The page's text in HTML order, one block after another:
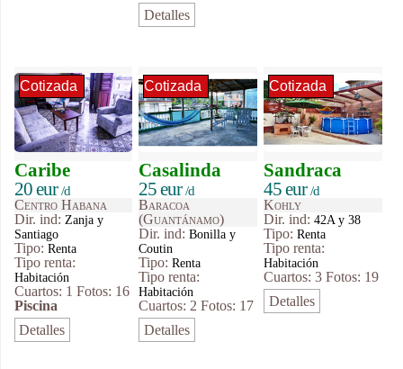
Detalles
Cotizada
Caribe
20 eur/d
Centro Habana
Dir. ind: Zanja y
Santiago
Tipo: Renta
Tipo renta:
Habitación
Cuartos: 1 Fotos: 16
Piscina
Detalles
Cotizada
Casalinda
25 eur/d
Baracoa
(Guantánamo)
Dir. ind:Bonilla y
Coutin
Tipo:Renta
Tipo renta:
Habitación
Cuartos: 2 Fotos: 17
Detalles
Cotizada
Sandraca
45 eur/d
Kohly
Dir. ind:42A y 38
Tipo:Renta
Tipo renta:
Habitación
Cuartos: 3 Fotos: 19
Detalles